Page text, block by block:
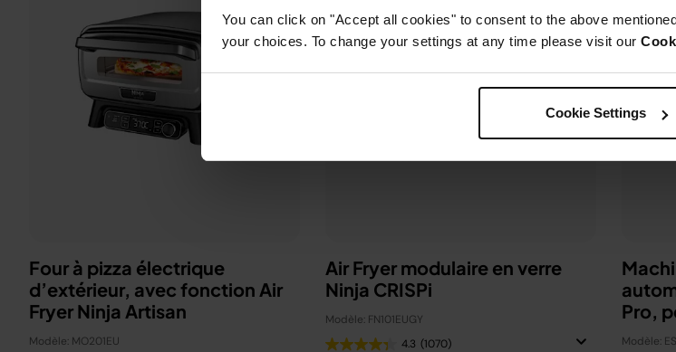
You can click on "Accept all cookies" to consent to the above
your choices. To change your settings at any time please visit our
Cookie Settings
Four à pizza électrique
d’extérieur, avec fonction Air
Fryer Ninja Artisan
Modèle: MO201EU
Air Fryer modulaire en verre
Ninja CRISPi
Modèle: FN101EUGY
4.3 (1070)
Pro,
Modèle: